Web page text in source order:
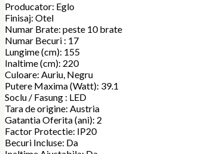
Producator: Eglo
Finisaj: Otel
Numar Brate: peste 10 brate
Numar Becuri : 17
Lungime (cm): 155
Inaltime (cm): 220
Culoare: Auriu, Negru
Putere Maxima (Watt): 39.1
Soclu / Fasung : LED
Tara de origine: Austria
Gatantia Oferita (ani): 2
Factor Protectie: IP20
Becuri Incluse: Da